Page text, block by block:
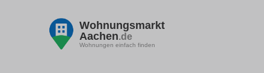
Wohnungsmarkt
Aachen.de
Wohnungen einfach finden